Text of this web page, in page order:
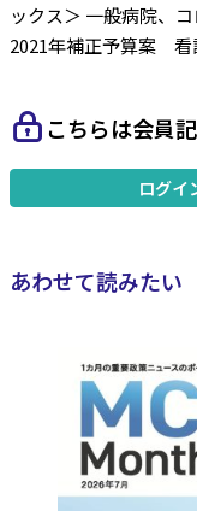
ックス＞ 一般病院、
2021年補正予算案 看
こちらは会員
ログイ
あわせて読みたい